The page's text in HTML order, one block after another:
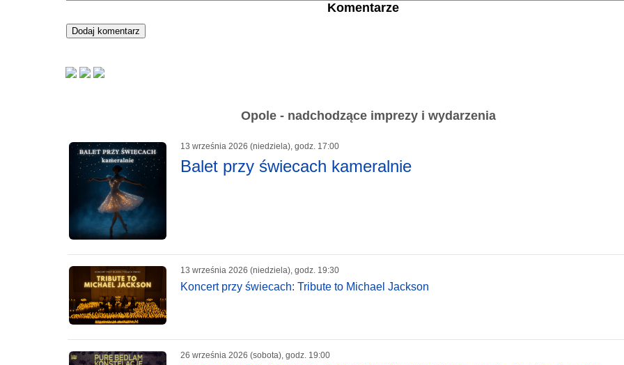
Komentarze
Opole - nadchodzące imprezy i wydarzenia
13 września 2026 (niedziela), godz. 17:00
Balet przy świecach kameralnie
13 września 2026 (niedziela), godz. 19:30
Koncert przy świecach: Tribute to Michael Jackson
26 września 2026 (sobota), godz. 19:00